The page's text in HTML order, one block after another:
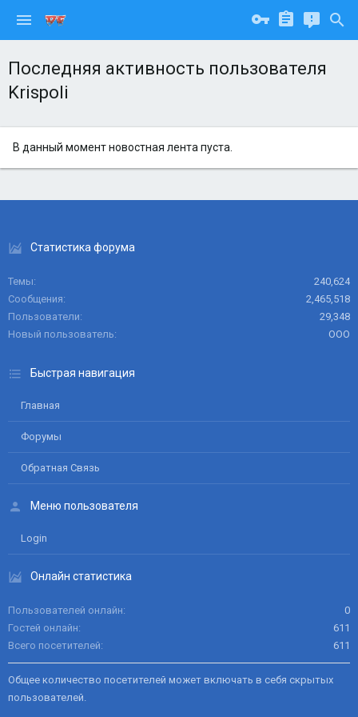
Последняя активность пользователя
Krispoli
В данный момент новостная лента пуста.
Статистика форума
Темы
240,624
Сообщения
2,465,518
Пользователи
29,348
Новый пользователь
ООО
Быстрая навигация
Главная
Форумы
Обратная Связь
Меню пользователя
Login
Онлайн статистика
Пользователей онлайн
0
Гостей онлайн
611
Всего посетителей
611
Общее количество посетителей может включать в себя скрытых
пользователей.